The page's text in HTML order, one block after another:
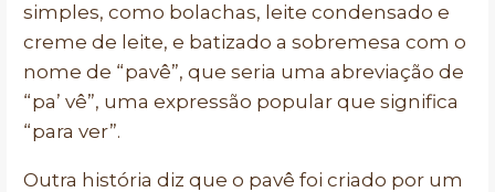
simples, como bolachas, leite condensado e
creme de leite, e batizado a sobremesa com o
nome de “pavê”, que seria uma abreviação de
“pa’ vê”, uma expressão popular que significa
“para ver”.
Outra história diz que o pavê foi criado por um